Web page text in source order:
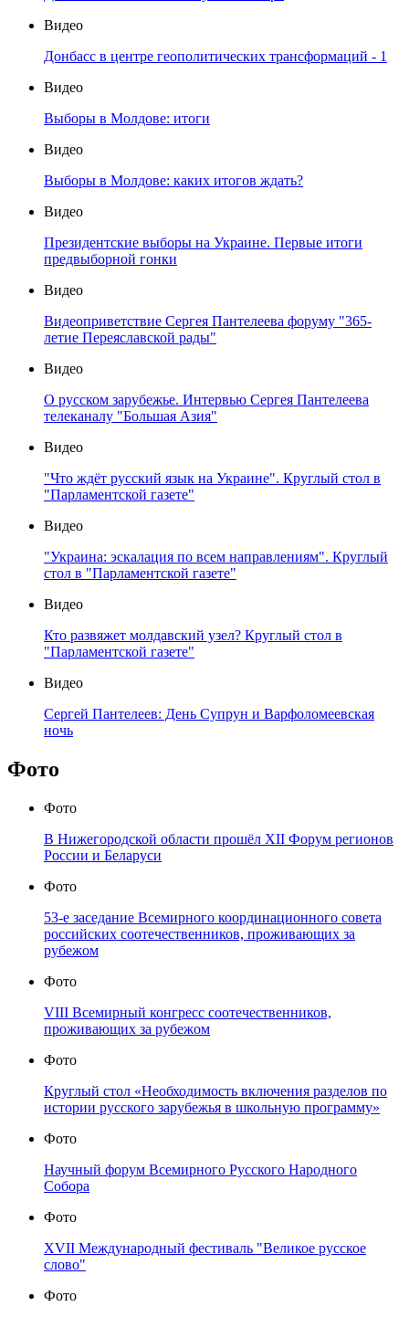
Видео
Донбасс в центре геополитических трансформаций - 1
Видео
Выборы в Молдове: итоги
Видео
Выборы в Молдове: каких итогов ждать?
Видео
Президентские выборы на Украине. Первые итоги
предвыборной гонки
Видео
Видеоприветствие Сергея Пантелеева форуму "365-
летие Переяславской рады"
Видео
О русском зарубежье. Интервью Сергея Пантелеева
телеканалу "Большая Азия"
Видео
"Что ждёт русский язык на Украине". Круглый стол в
"Парламентской газете"
Видео
"Украина: эскалация по всем направлениям". Круглый
стол в "Парламентской газете"
Видео
Кто развяжет молдавский узел? Круглый стол в
"Парламентской газете"
Видео
Сергей Пантелеев: День Супрун и Варфоломеевская
ночь
Фото
Фото
В Нижегородской области прошёл XII Форум регионов
России и Беларуси
Фото
53-е заседание Всемирного координационного совета
российских соотечественников, проживающих за
рубежом
Фото
VIII Всемирный конгресс соотечественников,
проживающих за рубежом
Фото
Круглый стол «Необходимость включения разделов по
истории русского зарубежья в школьную программу»
Фото
Научный форум Всемирного Русского Народного
Собора
Фото
XVII Международный фестиваль "Великое русское
слово"
Фото